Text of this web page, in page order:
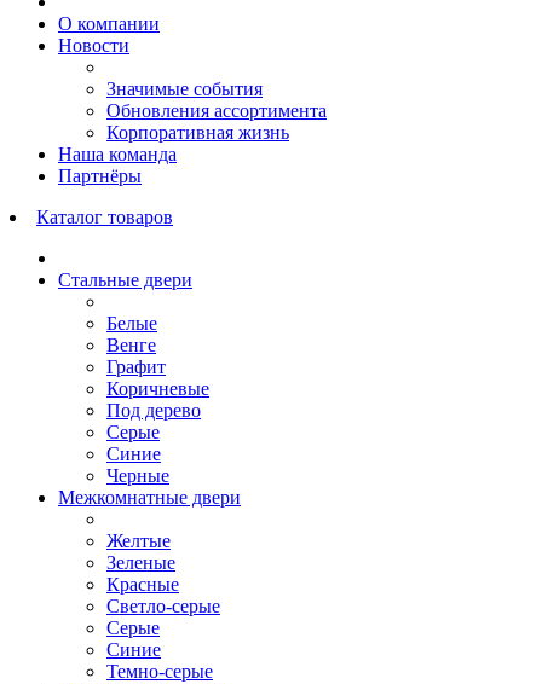
О компании
Новости
Значимые события
Обновления ассортимента
Корпоративная жизнь
Наша команда
Партнёры
Каталог товаров
Стальные двери
Белые
Венге
Графит
Коричневые
Под дерево
Серые
Синие
Черные
Межкомнатные двери
Желтые
Зеленые
Красные
Светло-серые
Серые
Синие
Темно-серые